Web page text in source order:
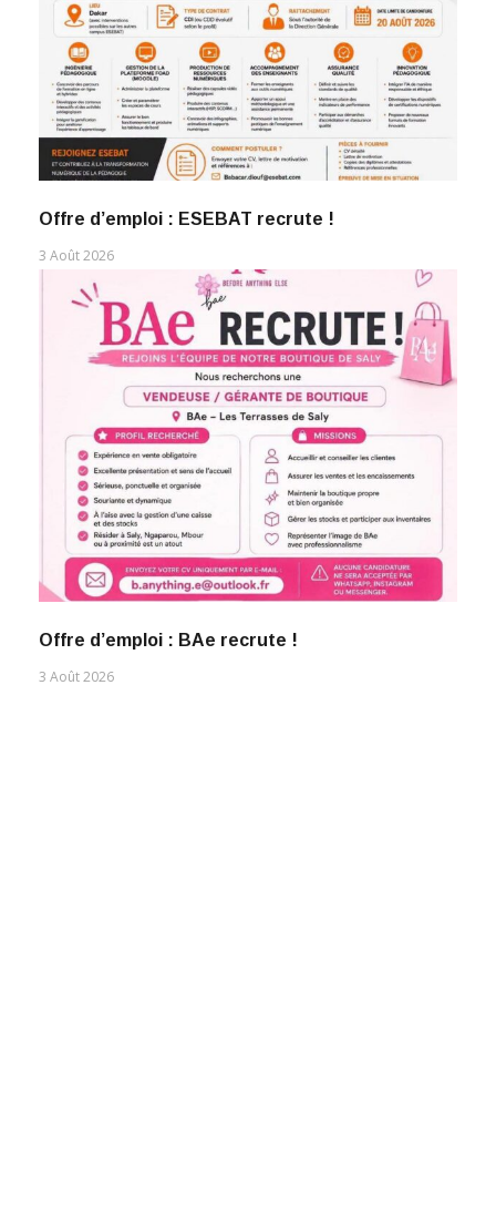
Offre d’emploi : ESEBAT recrute !
3 Août 2026
Offre d’emploi : BAe recrute !
3 Août 2026